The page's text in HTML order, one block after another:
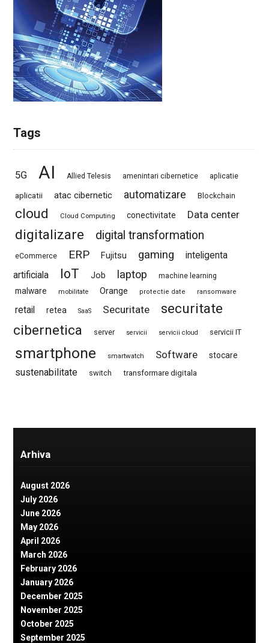
Tags
5G AI Allied Telesis amenintari cibernetice aplicatie
aplicatii atac cibernetic automatizare Blockchain
cloud Cloud Computing conectivitate Data center
digitalizare digital transformation
eCommerce ERP Fujitsu gaming
inteligenta
artificiala
IoT Job laptop machine learning
malware mobilitate Orange protectie date ransomware
retail retea SaaS Securitate
securitate
cibernetica
server servicii servicii cloud servicii IT
smartphone smartwatch Software stocare
sustenabilitate switch transformare digitala
Arhiva
August 2026
July 2026
June 2026
May 2026
April 2026
March 2026
February 2026
January 2026
December 2025
November 2025
October 2025
September 2025